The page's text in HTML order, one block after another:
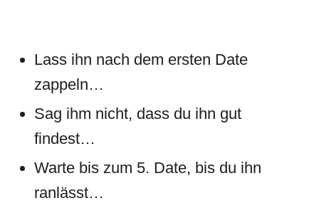
Lass ihn nach dem ersten Date
zappeln…
Sag ihm nicht, dass du ihn gut
findest…
Warte bis zum 5. Date, bis du ihn
ranlässt…